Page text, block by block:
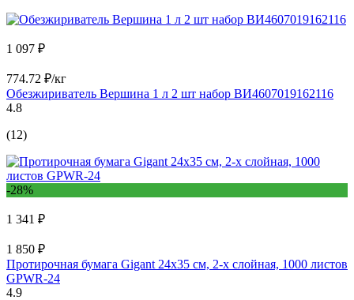
1 097 ₽
774.72 ₽/кг
Обезжириватель Вершина 1 л 2 шт набор ВИ4607019162116
4.8
(12)
-28%
1 341 ₽
1 850 ₽
Протирочная бумага Gigant 24x35 см, 2-х слойная, 1000 листов
GPWR-24
4.9